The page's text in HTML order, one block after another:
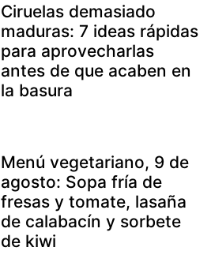
Ciruelas demasiado
maduras: 7 ideas rápidas
para aprovecharlas
antes de que acaben en
la basura
Menú vegetariano, 9 de
agosto: Sopa fría de
fresas y tomate, lasaña
de calabacín y sorbete
de kiwi